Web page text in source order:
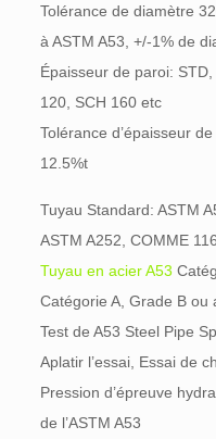
Tolérance de diamètre
à ASTM A53, +/-1% de
Épaisseur de paroi:
120, SCH 160 etc
Tolérance d’épaisseur
12.5%t
Tuyau Standard: ASTM
ASTM A252, COMME
Tuyau en acier A53
Catégorie A, Grade B ou
Test de A53 Steel Pipe
Aplatir l’essai, Essai de
Pression d’épreuve
de l’ASTM A53